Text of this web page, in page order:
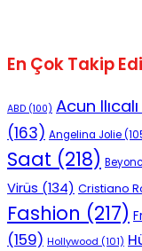
En Çok Takip
ABD (100) Acun Ilıcalı
(163) Angelina Jolie
Saat (218)
Virüs (134) Cristiano
Fashion (217)
(159) Hollywood (101)